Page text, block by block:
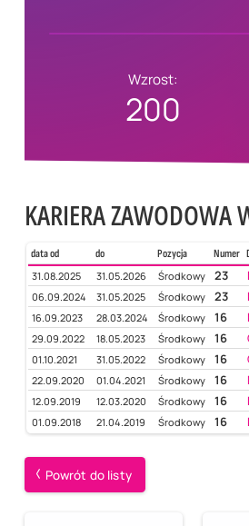
Wzrost:
200
KARIERA ZAWODOWA
data od do Pozycja Numer
31.08.2025
31.05.2026 Środkowy 23
06.09.2024 31.05.2025 Środkowy 23
16.09.2023 28.03.2024 Środkowy 16
29.09.2022 18.05.2023 Środkowy 16
01.10.2021 31.05.2022 Środkowy 16
22.09.2020 01.04.2021 Środkowy 16
12.09.2019 12.03.2020 Środkowy 16
01.09.2018 21.04.2019 Środkowy 16
Powrót do listy